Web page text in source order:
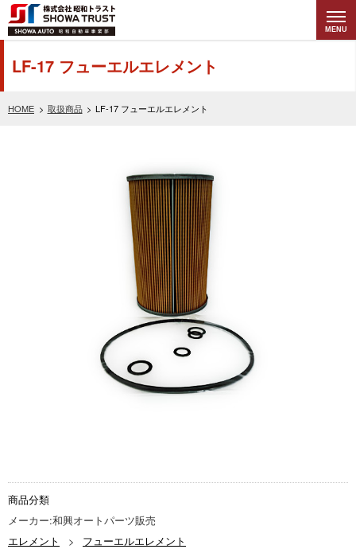
株式会社昭和トラ
スト (SHOWA
MENU
HOME 取扱商品 LF-17 フューエルエレメント
LF-17 フューエルエレメント
商品分類
メーカー:和興オートパーツ販売
エレメント
フューエルエレメント